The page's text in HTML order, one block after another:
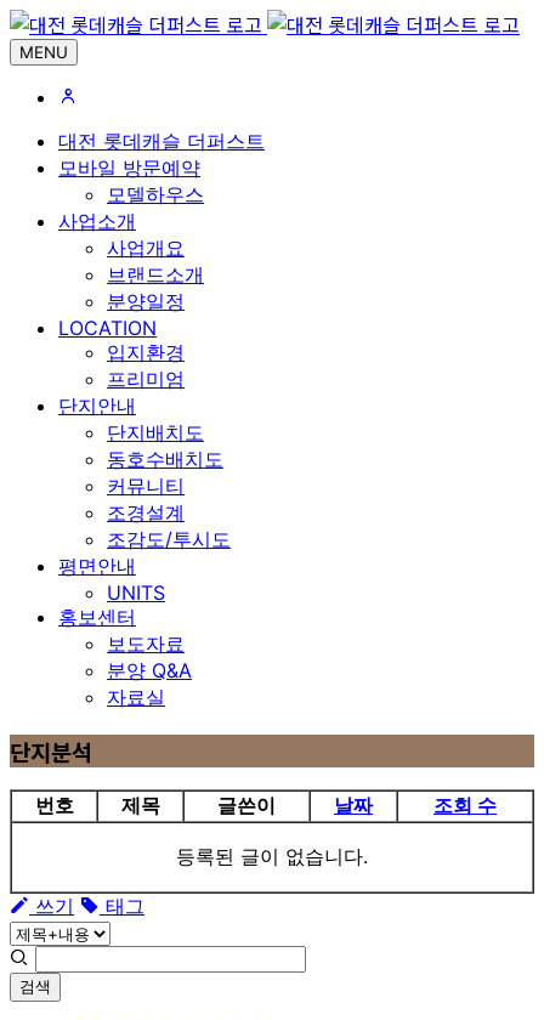
MENU
대전 롯데캐슬 더퍼스트
모바일 방문예약
모델하우스
사업소개
사업개요
브랜드소개
분양일정
LOCATION
입지환경
프리미엄
단지안내
단지배치도
동호수배치도
커뮤니티
조경설계
조감도/투시도
평면안내
UNITS
홍보센터
보도자료
분양 Q&A
자료실
단지분석
번호 제목 글쓴이 날짜 조회 수
등록된 글이 없습니다.
쓰기 태그
검색